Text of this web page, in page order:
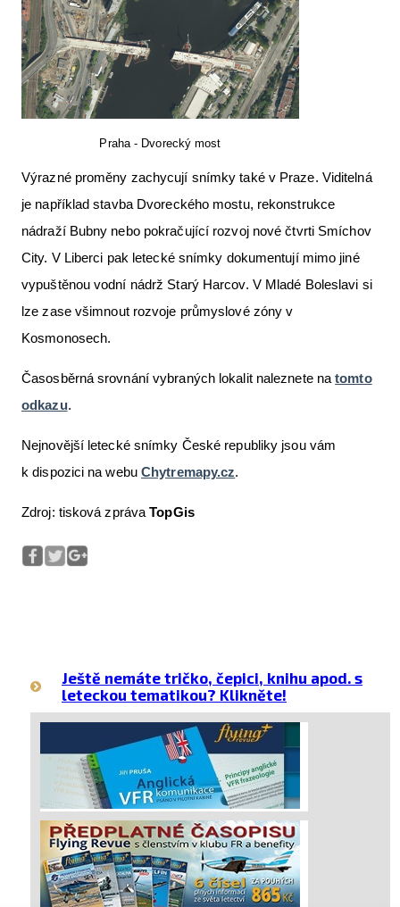
Praha - Dvorecký most
Výrazné proměny zachycují snímky také v Praze. Viditelná
je například stavba Dvoreckého mostu, rekonstrukce
nádraží Bubny nebo pokračující rozvoj nové čtvrti Smíchov
City. V Liberci pak letecké snímky dokumentují mimo jiné
vypuštěnou vodní nádrž Starý Harcov. V Mladé Boleslavi si
lze zase všimnout rozvoje průmyslové zóny v
Kosmonosech.
Časosběrná srovnání vybraných lokalit naleznete natomto
odkazu.
Nejnovější letecké snímky České republiky jsou vám
k dispozici na webu Chytremapy.cz.
Zdroj: tisková zprávaTopGis
Ještě nemáte tričko, čepici, knihu apod. s
leteckou tematikou? Klikněte!